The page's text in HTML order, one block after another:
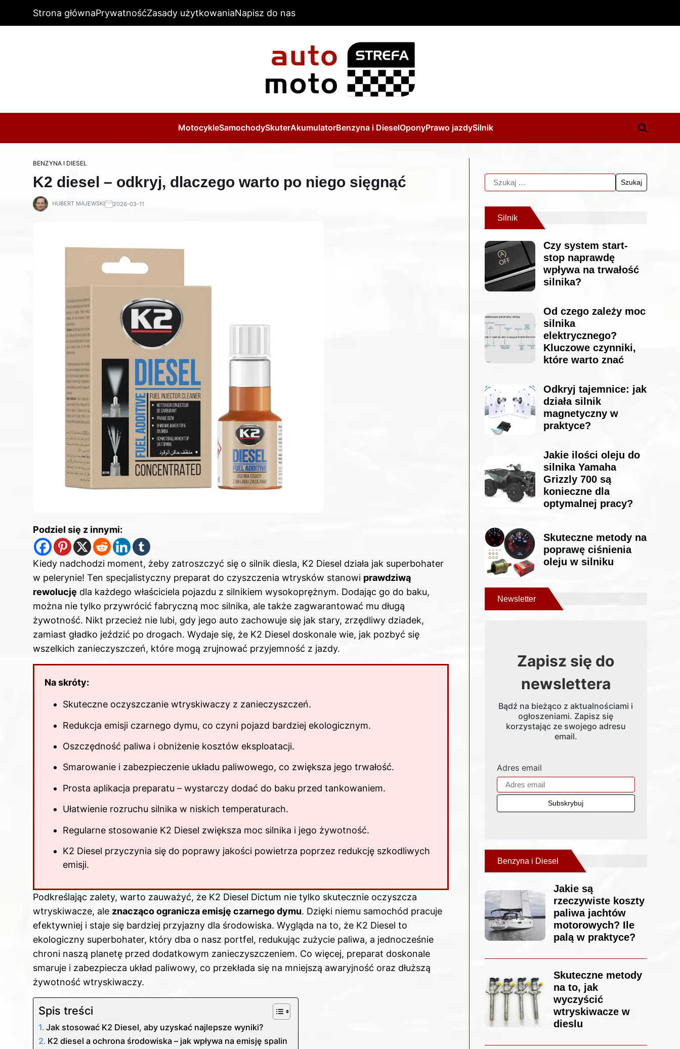
Strona głównaPrywatnośćZasady użytkowaniaNapisz do nas
MotocykleSamochodySkuterAkumulatorBenzyna i DieselOponyPrawo jazdySilnik
BENZYNA I DIESEL
K2 diesel – odkryj, dlaczego warto po niego sięgnąć
HUBERT MAJEWSKI 2026-03-11
Podziel się z innymi:
Kiedy nadchodzi moment, żeby zatroszczyć się o silnik diesla, K2 Diesel działa jak superbohater
w pelerynie! Ten specjalistyczny preparat do czyszczenia wtrysków stanowi prawdziwą
rewolucję dla każdego właściciela pojazdu z silnikiem wysokoprężnym. Dodając go do baku,
można nie tylko przywrócić fabryczną moc silnika, ale także zagwarantować mu długą
żywotność. Nikt przecież nie lubi, gdy jego auto zachowuje się jak stary, zrzędliwy dziadek,
zamiast gładko jeździć po drogach. Wydaje się, że K2 Diesel doskonale wie, jak pozbyć się
wszelkich zanieczyszczeń, które mogą zrujnować przyjemność z jazdy.
Na skróty:
Skuteczne oczyszczanie wtryskiwaczy z zanieczyszczeń.
Redukcja emisji czarnego dymu, co czyni pojazd bardziej ekologicznym.
Oszczędność paliwa i obniżenie kosztów eksploatacji.
Smarowanie i zabezpieczenie układu paliwowego, co zwiększa jego trwałość.
Prosta aplikacja preparatu – wystarczy dodać do baku przed tankowaniem.
Ułatwienie rozruchu silnika w niskich temperaturach.
Regularne stosowanie K2 Diesel zwiększa moc silnika i jego żywotność.
K2 Diesel przyczynia się do poprawy jakości powietrza poprzez redukcję szkodliwych
emisji.
Podkreślając zalety, warto zauważyć, że K2 Diesel Dictum nie tylko skutecznie oczyszcza
wtryskiwacze, ale znacząco ogranicza emisję czarnego dymu. Dzięki niemu samochód pracuje
efektywniej i staje się bardziej przyjazny dla środowiska. Wygląda na to, że K2 Diesel to
ekologiczny superbohater, który dba o nasz portfel, redukując zużycie paliwa, a jednocześnie
chroni naszą planetę przed dodatkowym zanieczyszczeniem. Co więcej, preparat doskonale
smaruje i zabezpiecza układ paliwowy, co przekłada się na mniejszą awaryjność oraz dłuższą
żywotność wtryskiwaczy.
Spis treści
Jak stosować K2 Diesel, aby uzyskać najlepsze wyniki?
K2 diesel a ochrona środowiska – jak wpływa na emisję spalin
Silnik
Czy system start-
stop naprawdę
wpływa na trwałość
silnika?
Od czego zależy moc
silnika
elektrycznego?
Kluczowe czynniki,
które warto znać
Odkryj tajemnice: jak
działa silnik
magnetyczny w
praktyce?
Jakie ilości oleju do
silnika Yamaha
Grizzly 700 są
konieczne dla
optymalnej pracy?
Skuteczne metody na
poprawę ciśnienia
oleju w silniku
Newsletter
Zapisz się do
newslettera
Bądź na bieżąco z aktualnościami i
ogłoszeniami. Zapisz się
korzystając ze swojego adresu
email.
Adres email
Benzyna i Diesel
Jakie są
rzeczywiste koszty
paliwa jachtów
motorowych? Ile
palą w praktyce?
Skuteczne metody
na to, jak
wyczyścić
wtryskiwacze w
dieslu